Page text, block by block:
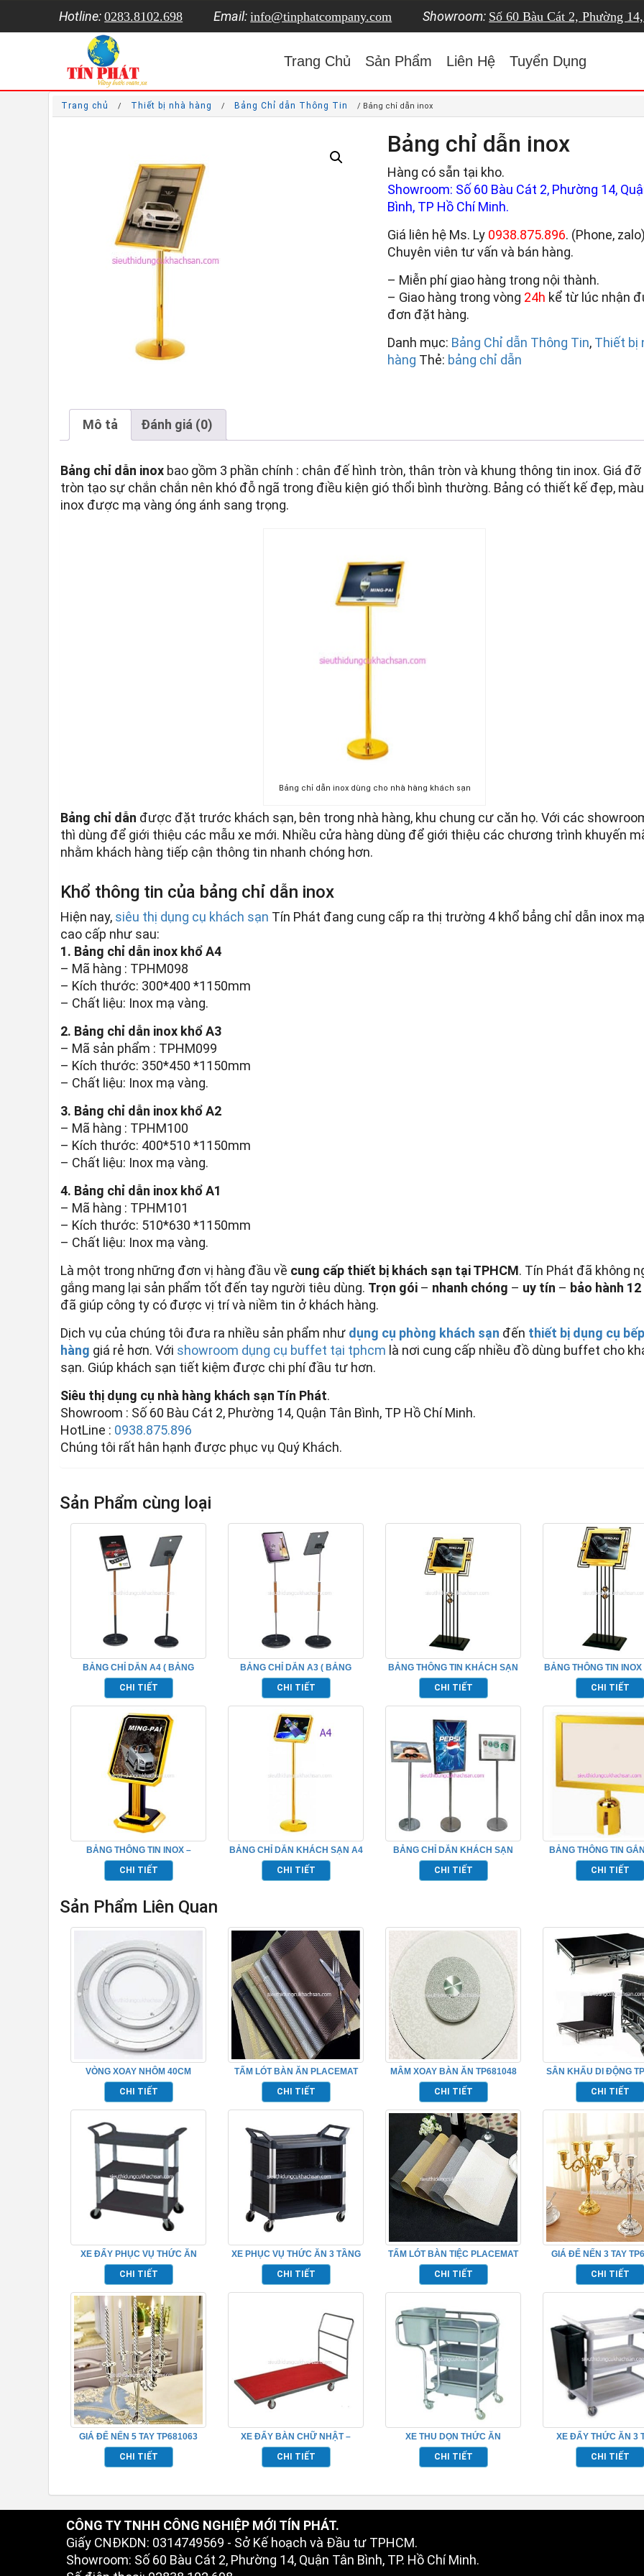
Hotline: 0283.8102.698 Email: info@tinphatcompany.com Showroom: Số 60 Bàu Cát 2, Phường
Trang Chủ Sản Phẩm Liên Hệ Tuyển Dụng
Trang chủ / Thiết bị nhà hàng / Bảng Chỉ dẫn Thông Tin / Bảng chỉ dẫn inox
Bảng chỉ dẫn inox
Hàng có sẵn tại kho.
Showroom: Số 60 Bàu Cát 2, Phường 14,
Bình, TP Hồ Chí Minh.
Giá liên hệ Ms. Ly 0938.875.896. (Phone, zalo)
Chuyên viên tư vấn và bán hàng.
– Miễn phí giao hàng trong nội thành.
– Giao hàng trong vòng 24h kể từ lúc nhận
đơn đặt hàng.
Danh mục: Bảng Chỉ dẫn Thông Tin, Thiết bị
hàng Thẻ: bảng chỉ dẫn
Mô tả Đánh giá (0)
Bảng chỉ dẫn inox bao gồm 3 phần chính : chân đế hình tròn, thân tròn và khung thông tin inox. Giá đỡ
tròn tạo sự chắn chắn nên khó đỗ ngã trong điều kiện gió thổi bình thường. Bảng có thiết kế đẹp,
inox được mạ vàng óng ánh sang trọng.
Bảng chỉ dẫn inox dùng cho nhà hàng khách sạn
Bảng chỉ dẫn được đặt trước khách sạn, bên trong nhà hàng, khu chung cư căn họ. Với các
thì dùng để giới thiệu các mẫu xe mới. Nhiều cửa hàng dùng để giới thiệu các chương trình khuyến
nhằm khách hàng tiếp cận thông tin nhanh chóng hơn.
Khổ thông tin của bảng chỉ dẫn inox
Hiện nay, siêu thị dụng cụ khách sạn Tín Phát đang cung cấp ra thị trường 4 khổ bẳng chỉ dẫn inox
cao cấp như sau:
1. Bảng chỉ dẫn inox khổ A4
– Mã hàng : TPHM098
– Kích thước: 300*400 *1150mm
– Chất liệu: Inox mạ vàng.
2. Bảng chỉ dẫn inox khổ A3
– Mã sản phẩm : TPHM099
– Kích thước: 350*450 *1150mm
– Chất liệu: Inox mạ vàng.
3. Bảng chỉ dẫn inox khổ A2
– Mã hàng : TPHM100
– Kích thước: 400*510 *1150mm
– Chất liệu: Inox mạ vàng.
4. Bảng chỉ dẫn inox khổ A1
– Mã hàng : TPHM101
– Kích thước: 510*630 *1150mm
– Chất liệu: Inox mạ vàng.
Là một trong những đơn vị hàng đầu về cung cấp thiết bị khách sạn tại TPHCM. Tín Phát đã không
gắng mang lại sản phẩm tốt đến tay người tiêu dùng. Trọn gói – nhanh chóng – uy tín – bảo hành
đã giúp công ty có được vị trí và niềm tin ở khách hàng.
Dịch vụ của chúng tôi đưa ra nhiều sản phẩm như dụng cụ phòng khách sạn đến thiết bị dụng cụ
hàng giá rẻ hơn. Với showroom dụng cụ buffet tại tphcm là nơi cung cấp nhiều đồ dùng buffet cho
sạn. Giúp khách sạn tiết kiệm được chi phí đầu tư hơn.
Siêu thị dụng cụ nhà hàng khách sạn Tín Phát.
Showroom : Số 60 Bàu Cát 2, Phường 14, Quận Tân Bình, TP Hồ Chí Minh.
HotLine : 0938.875.896
Chúng tôi rất hân hạnh được phục vụ Quý Khách.
Sản Phẩm cùng loại
BẢNG CHỈ DẪN A4 ( BẢNG
THÔNG TIN ) – TP526014
CHI TIẾT
BẢNG CHỈ DẪN A3 ( BẢNG
THÔNG TIN ) – TP526015
CHI TIẾT
BẢNG THÔNG TIN KHÁCH SẠN
– TP526024
CHI TIẾT
BẢNG THÔNG TIN
SẠN – TP526023
CHI TIẾT
BẢNG THÔNG TIN INOX –
TP526027
CHI TIẾT
BẢNG CHỈ DẪN KHÁCH SẠN A4
– TP526019
CHI TIẾT
BẢNG CHỈ DẪN KHÁCH SẠN
CHI TIẾT
BẢNG THÔNG TIN
ĐẦU CỘT CHẮN
CHI TIẾT
Sản Phẩm Liên Quan
VÒNG XOAY NHÔM 40CM
TP681046
CHI TIẾT
TẤM LÓT BÀN ĂN PLACEMAT
TP681050
CHI TIẾT
MÂM XOAY BÀN ĂN TP681048
CHI TIẾT
SÂN KHẤU DI ĐỘNG
CHI TIẾT
XE ĐẨY PHỤC VỤ THỨC ĂN
TP680102
CHI TIẾT
XE PHỤC VỤ THỨC ĂN 3 TẦNG
TP_680111
CHI TIẾT
TẤM LÓT BÀN TIỆC PLACEMAT
TP681051
CHI TIẾT
GIÁ ĐỂ NẾN 3 TAY
CHI TIẾT
GIÁ ĐỂ NẾN 5 TAY TP681063
CHI TIẾT
XE ĐẨY BÀN CHỮ NHẬT –
TP526002
CHI TIẾT
XE THU DỌN THỨC ĂN
TP_680115
CHI TIẾT
XE ĐẨY THỨC ĂN 3
BẰNG NHỰA
CHI TIẾT
CÔNG TY TNHH CÔNG NGHIỆP MỚI TÍN PHÁT.
Giấy CNĐKDN: 0314749569 - Sở Kế hoạch và Đầu tư TPHCM.
Showroom: Số 60 Bàu Cát 2, Phường 14, Quận Tân Bình, TP. Hồ Chí Minh.